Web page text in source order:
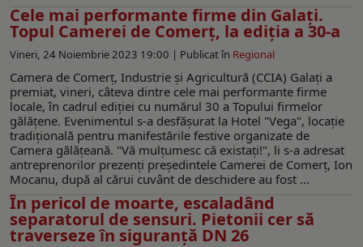
Cele mai performante firme din Galați.
Topul Camerei de Comerț, la ediția a 30-a
Vineri, 24 Noiembrie 2023 19:00 | Publicat în Regional
Camera de Comerț, Industrie și Agricultură (CCIA) Galați a
premiat, vineri, câteva dintre cele mai performante firme
locale, în cadrul ediției cu numărul 30 a Topului firmelor
gălățene. Evenimentul s-a desfășurat la Hotel "Vega", locație
tradițională pentru manifestările festive organizate de
Camera gălățeană. "Vă mulțumesc că existați!", li s-a adresat
antreprenorilor prezenți președintele Camerei de Comerț, Ion
Mocanu, după al cărui cuvânt de deschidere au fost ...
În pericol de moarte, escaladând
separatorul de sensuri. Pietonii cer să
traverseze în siguranță DN 26